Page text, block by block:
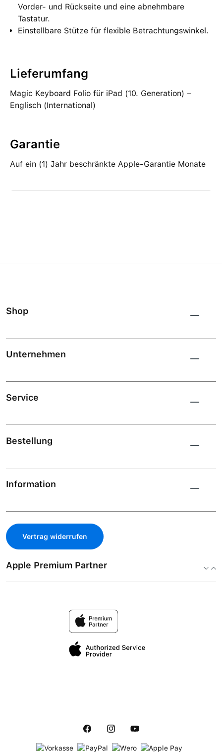
Vorder- und Rückseite und eine abnehmbare
Tastatur.
Einstellbare Stütze für flexible Betrachtungswinkel.
Lieferumfang
Magic Keyboard Folio für iPad (10. Generation) –
Englisch (International)
Garantie
Auf ein (1) Jahr beschränkte Apple-Garantie Monate
Shop
Unternehmen
Service
Bestellung
Information
Vertrag widerrufen
Apple Premium Partner